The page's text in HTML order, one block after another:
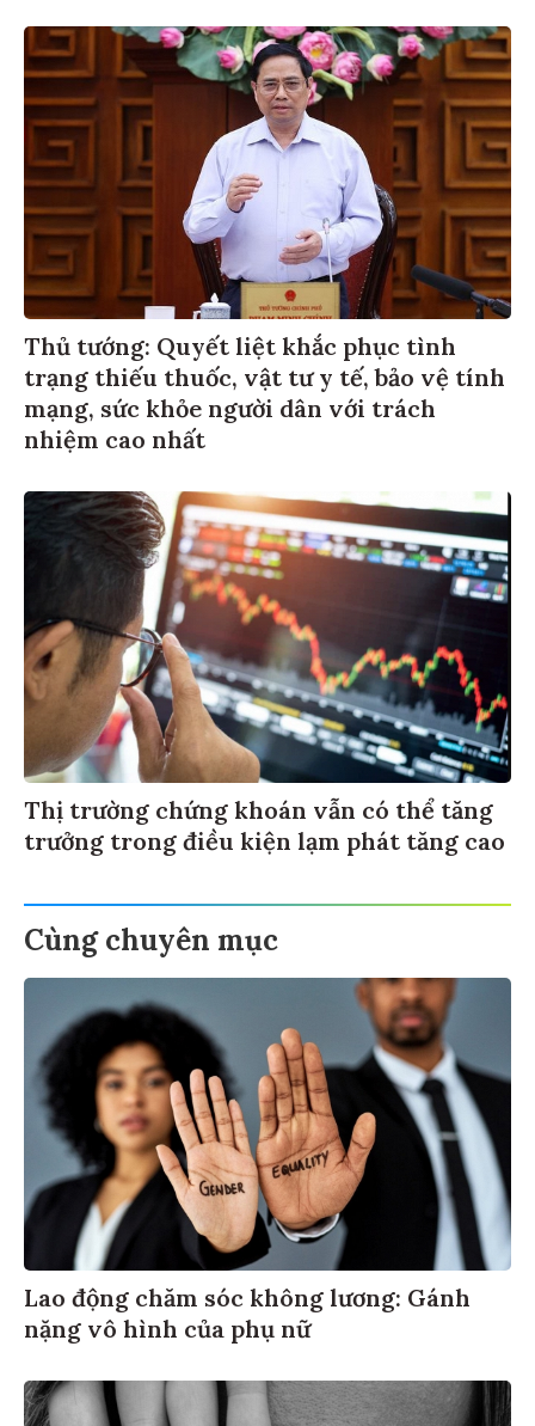
Thủ tướng: Quyết liệt khắc phục tình
trạng thiếu thuốc, vật tư y tế, bảo vệ tính
mạng, sức khỏe người dân với trách
nhiệm cao nhất
Thị trường chứng khoán vẫn có thể tăng
trưởng trong điều kiện lạm phát tăng cao
Cùng chuyên mục
Lao động chăm sóc không lương: Gánh
nặng vô hình của phụ nữ